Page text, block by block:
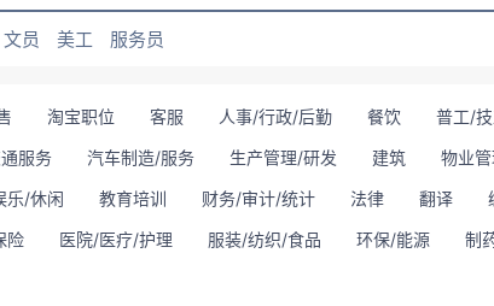
文员 美工 服务员
淘宝职位 客服 人事/行政/后勤 餐饮 普工/
服务 汽车制造/服务 生产管理/研发 建筑 物业管
乐/休闲 教育培训 财务/审计/统计 法律 翻译
险 医院/医疗/护理 服装/纺织/食品 环保/能源 制